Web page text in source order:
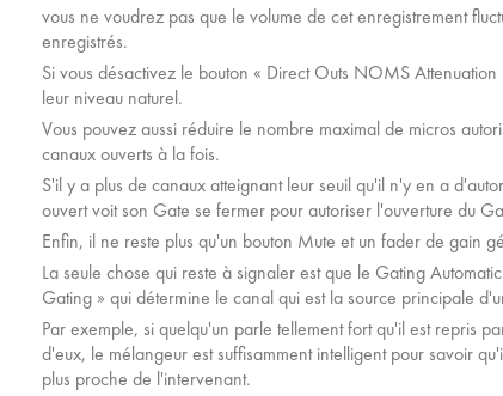
vous ne voudrez pas que le volume de cet enregistrement
enregistrés.
Si vous désactivez le bouton « Direct Outs NOMS
leur niveau naturel.
Vous pouvez aussi réduire le nombre maximal de micros
canaux ouverts à la fois.
S'il y a plus de canaux atteignant leur seuil qu'il n'y en a
ouvert voit son Gate se fermer pour autoriser l'ouverture du
Enfin, il ne reste plus qu'un bouton Mute et un fader de gain
La seule chose qui reste à signaler est que le Gating
Gating » qui détermine le canal qui est la source principale
Par exemple, si quelqu'un parle tellement fort qu'il est repris
d'eux, le mélangeur est suffisamment intelligent pour savoir
plus proche de l'intervenant.